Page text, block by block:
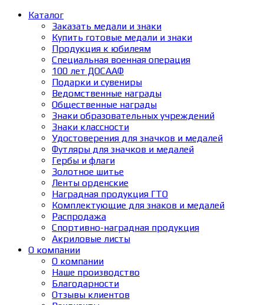
Каталог
Заказать медали и знаки
Купить готовые медали и знаки
Продукция к юбилеям
Специальная военная операция
100 лет ДОСААФ
Подарки и сувениры
Ведомственные награды
Общественные награды
Знаки образовательных учреждений
Знаки классности
Удостоверения для значков и медалей
Футляры для значков и медалей
Гербы и флаги
Золотное шитье
Ленты орденские
Наградная продукция ГТО
Комплектующие для знаков и медалей
Распродажа
Спортивно-наградная продукция
Акриловые листы
О компании
О компании
Наше производство
Благодарности
Отзывы клиентов